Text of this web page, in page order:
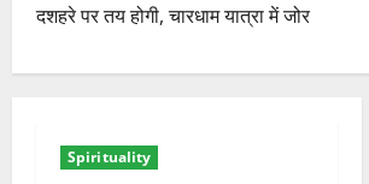
दशहरे पर तय होगी, चारधाम यात्रा में जोर
Spirituality